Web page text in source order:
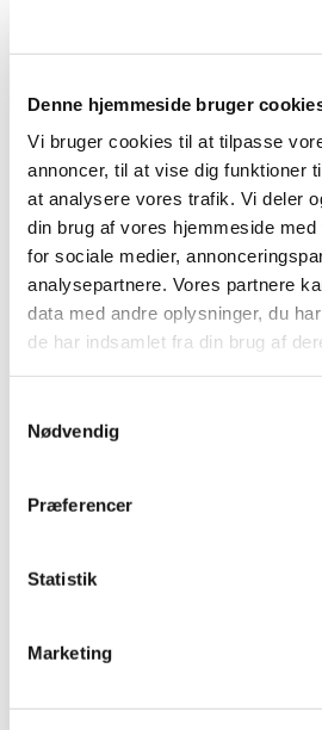
Denne hjemmeside bruger
Vi bruger cookies til at tilpasse
annoncer, til at vise dig funktioner
at analysere vores trafik. Vi deler
din brug af vores hjemmeside
for sociale medier,
analysepartnere. Vores partnere
data med andre oplysninger, du
de har indsamlet fra din brug af
Nødvendig
Præferencer
Statistik
Marketing
Har du spørgsmål, er du meget